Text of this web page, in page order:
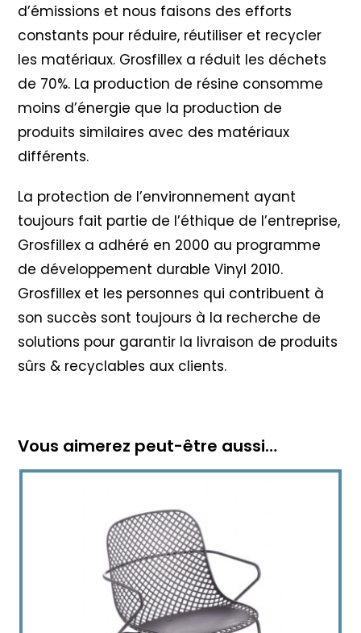
d’émissions et nous faisons des efforts
constants pour réduire, réutiliser et recycler
les matériaux. Grosfillex a réduit les déchets
de 70%. La production de résine consomme
moins d’énergie que la production de
produits similaires avec des matériaux
différents.
La protection de l’environnement ayant
toujours fait partie de l’éthique de l’entreprise,
Grosfillex a adhéré en 2000 au programme
de développement durable Vinyl 2010.
Grosfillex et les personnes qui contribuent à
son succès sont toujours à la recherche de
solutions pour garantir la livraison de produits
sûrs & recyclables aux clients.
Vous aimerez peut-être aussi…